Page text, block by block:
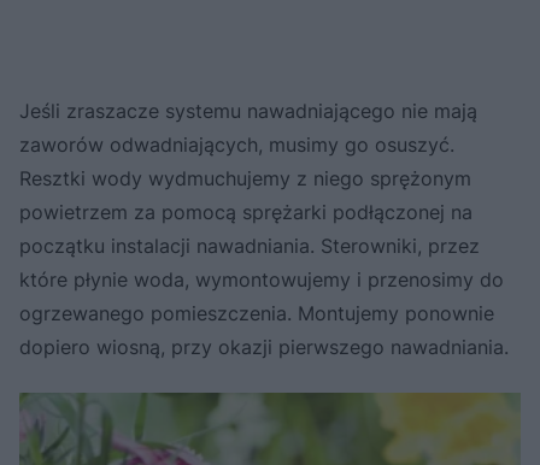
Jeśli zraszacze systemu nawadniającego nie mają
zaworów odwadniających, musimy go osuszyć.
Resztki wody wydmuchujemy z niego sprężonym
powietrzem za pomocą sprężarki podłączonej na
początku instalacji nawadniania. Sterowniki, przez
które płynie woda, wymontowujemy i przenosimy do
ogrzewanego pomieszczenia. Montujemy ponownie
dopiero wiosną, przy okazji pierwszego nawadniania.